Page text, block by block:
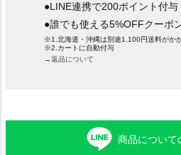
●LINE連携で200ポイント付与
●誰でも使える5%OFFクーポ
※1.北海道・沖縄は別途1,100円送料がか
※2.カートに自動付与
→返品について
商品について